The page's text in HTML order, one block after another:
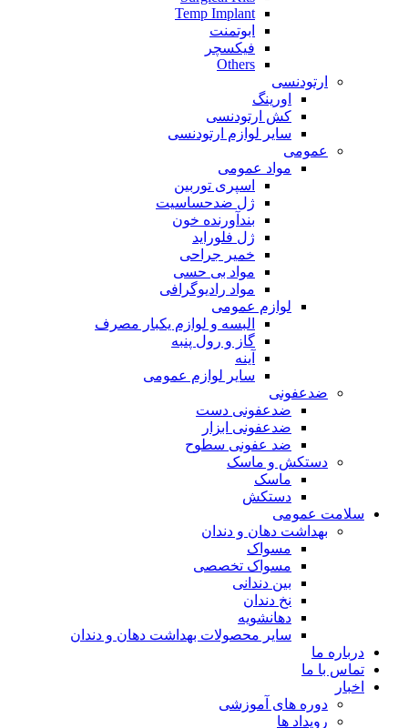
Temp Implant
ابوتمنت
فیکسچر
Others
ارتودنسی
اورینگ
کش ارتودنسی
سایر لوازم ارتودنسی
عمومی
مواد عمومی
اسپری توربین
ژل ضدحساسیت
بندآورنده خون
ژل فلوراید
خمیر جراحی
مواد بی حسی
مواد رادیوگرافی
لوازم عمومی
البسه و لوازم یکبار مصرف
گاز و رول پنبه
آینه
سایر لوازم عمومی
ضدعفونی
ضدعفونی دست
ضدعفونی ابزار
ضد عفونی سطوح
دستکش و ماسک
ماسک
دستکش
سلامت عمومی
بهداشت دهان و دندان
مسواک
مسواک تخصصی
بین دندانی
نخ دندان
دهانشویه
سایر محصولات بهداشت دهان و دندان
درباره ما
تماس با ما
اخبار
دوره های آموزشی
رویداد ها